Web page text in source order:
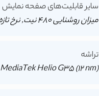
سایر قابلیت‌های صفحه نمایش
میزان روشنایی 480 نیت, نرخ تازه سازی 90 هرتز, نرخ لمس پذیری 180 هرتز
تراشه
MediaTek Helio G35 (12 nm)